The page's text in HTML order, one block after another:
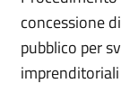
concessione
pubblico per